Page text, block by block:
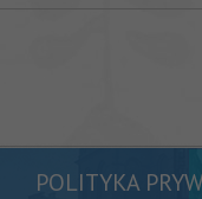
POLITYKA